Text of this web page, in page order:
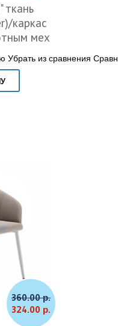
ткань
каркас
мех
Убрать из сравнения
360.00 р.
324.00 р.